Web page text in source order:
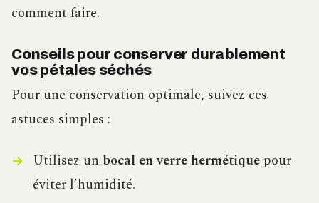
comment faire.
Conseils pour conserver durablement
vos pétales séchés
Pour une conservation optimale, suivez ces
astuces simples :
Utilisez un bocal en verre hermétiquepour
éviter l’humidité.